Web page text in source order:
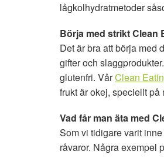
lågkolhydratmetoder
Börja med strikt Clean
Det är bra att börja med
gifter och
glutenfri. VårClean
frukt är okej, speciellt på
Vad får man äta med
Som vi tidigare varit
råvaror. Några exempel